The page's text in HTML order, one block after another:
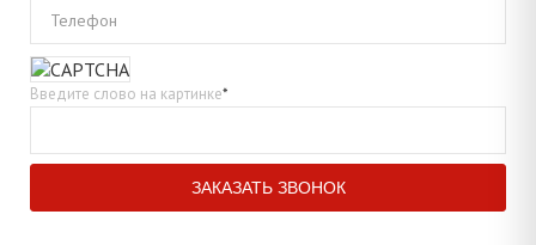
Телефон
Введите слово на картинке*